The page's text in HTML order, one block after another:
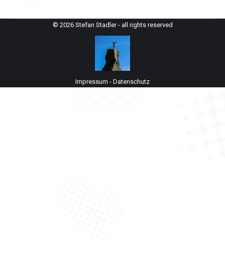
© 2026 Stefan Stadler - all rights reserved
Impressum - Datenschutz